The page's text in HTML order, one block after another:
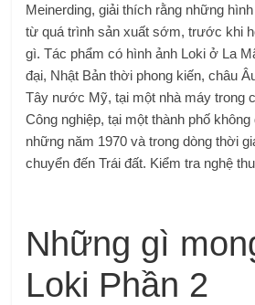
Meinerding, giải thích rằng những
từ quá trình sản xuất sớm, trước khi
gì. Tác phẩm có hình ảnh Loki ở La
đại, Nhật Bản thời phong kiến, châu
Tây nước Mỹ, tại một nhà máy trong
Công nghiệp, tại một thành phố
những năm 1970 và trong dòng thời
chuyển đến Trái đất. Kiểm tra nghệ
Những gì
Loki Phần 2